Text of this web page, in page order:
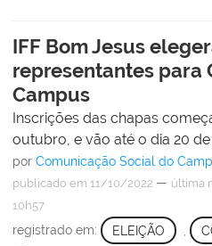
IFF Bom Jesus
representantes para
Campus
Inscrições das chapas
outubro, e vão até o dia 20
por Comunicação Social do
publicado em 11/10/2022 — última
10h57
registrado em: ELEIÇÃO